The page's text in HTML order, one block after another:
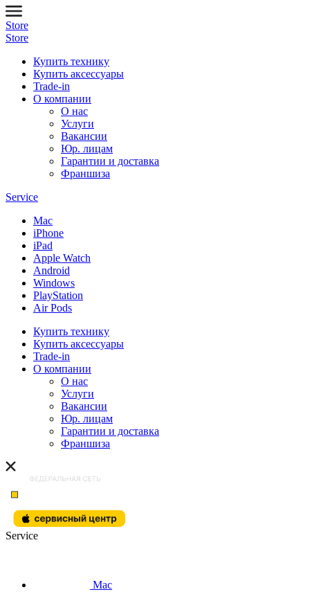
Store
Store
Купить технику
Купить аксессуары
Trade-in
О компании
О нас
Услуги
Вакансии
Юр. лицам
Гарантии и доставка
Франшиза
Service
Mac
iPhone
iPad
Apple Watch
Android
Windows
PlayStation
Air Pods
Купить технику
Купить аксессуары
Trade-in
О компании
О нас
Услуги
Вакансии
Юр. лицам
Гарантии и доставка
Франшиза
Service
Mac